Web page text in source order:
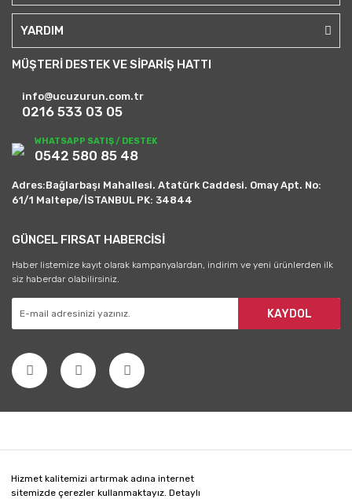
Hizmet kalitemizi artırmak adına internet
sitemizde çerezler kullanmaktayız. Detaylı
YARDIM
MÜŞTERİ DESTEK VE SİPARİŞ HATTI
info@ucuzurun.com.tr
0216 533 03 05
WHATSAPP SATIŞ / DESTEK
0542 580 85 48
Adres:Bağlarbaşı Mahallesi. Atatürk Caddesi. Omay Apt. No:
61/1 Maltepe/İSTANBUL PK: 34844
GÜNCEL FIRSAT HABERCİSİ
Haber listemize kayıt olarak kampanyalardan, indirim ve yeni ürünlerden ilk
siz haberdar olabilirsiniz.
KAYDOL